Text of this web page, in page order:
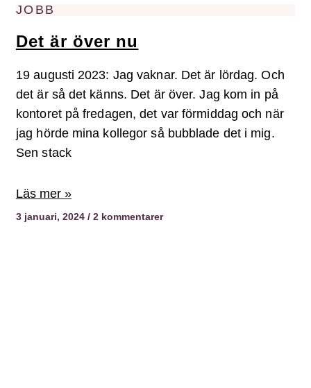
JOBB
Det är över nu
19 augusti 2023: Jag vaknar. Det är lördag. Och
det är så det känns. Det är över. Jag kom in på
kontoret på fredagen, det var förmiddag och när
jag hörde mina kollegor så bubblade det i mig.
Sen stack
Läs mer »
3 januari, 2024 2 kommentarer